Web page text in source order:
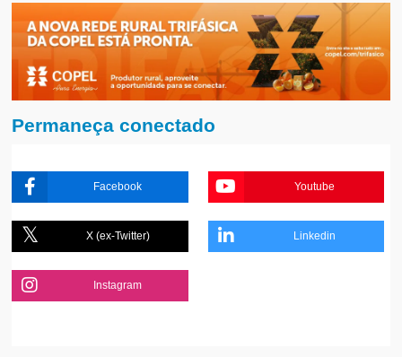
Permaneça conectado
Facebook Youtube
X (ex-Twitter) Linkedin
Instagram